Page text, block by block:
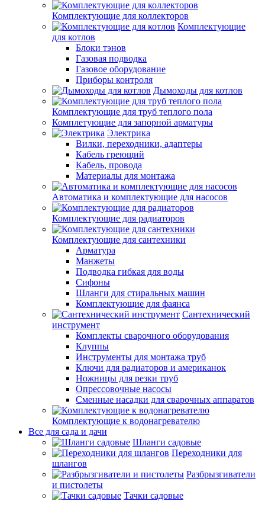
Комплектующие для коллекторов
Комплектующие
для котлов
Блоки тэнов
Газовая подводка
Газовое оборудование
Приборы контроля
Дымоходы для котлов
Комплектующие для труб теплого пола
Комплетующие для запорной арматуры
Электрика
Вилки, переходники, адаптеры
Кабель греющий
Кабель, провода
Материалы для монтажа
Автоматика и комплектующие для насосов
Комплектующие для радиаторов
Комплектующие для сантехники
Арматура
Манжеты
Подводка гибкая для воды
Сифоны
Шланги для стиральных машин
Комплектующие для фаянса
Сантехнический
инструмент
Комплекты сварочного оборудования
Клуппы
Инструменты для монтажа труб
Ключи для радиаторов и американок
Ножницы для резки труб
Опрессовочные насосы
Сменные насадки для сварочных аппаратов
Комплектующие к водонагревателю
Все для сада и дачи
Шланги садовые
Переходники для
шлангов
Разбрызгиватели
и пистолеты
Тачки садовые